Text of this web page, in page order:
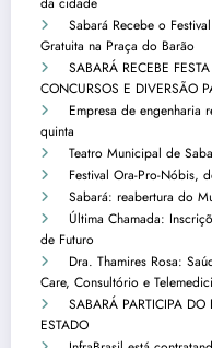
Sabará Recebe o
Gratuita na Praça do Barão
SABARÁ RECEBE
CONCURSOS E DIVERSÃO
Empresa de engenharia
quinta
Teatro Municipal de
Festival Ora-Pro-Nóbis,
Sabará: reabertura do
Última Chamada:
de Futuro
Dra. Thamires Rosa:
Care, Consultório e
SABARÁ PARTICIPA
ESTADO